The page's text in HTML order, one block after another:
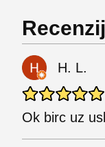
H. L.
Ok birc uz